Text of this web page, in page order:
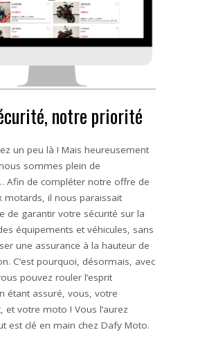
notre priorité
un peu là ! Mais heureusement
sommes plein de
Afin de compléter notre offre de
motards, il nous paraissait
de garantir votre sécurité sur la
équipements et véhicules, sans
une assurance à la hauteur de
C’est pourquoi, désormais, avec
pouvez rouler l’esprit
étant assuré, vous, votre
et votre moto ! Vous l’aurez
est clé en main chez Dafy Moto.